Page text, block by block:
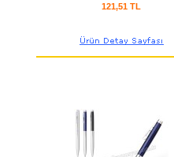
121,51 TL